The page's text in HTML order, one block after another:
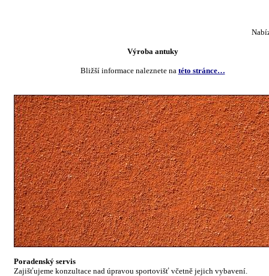
Výroba antuky
Bližší informace naleznete na této stránce…
Poradenský servis
Zajišťujeme konzultace nad úpravou sportovišť včetně jejich vybavení.